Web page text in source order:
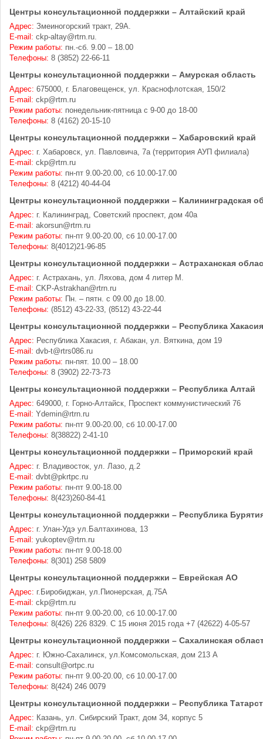
Центры консультационной поддержки – Алтайский край
Адрес: Змеиногорский тракт, 29А.
E-mail: ckp-altay@rtrn.ru.
Режим работы: пн.-сб. 9.00 – 18.00
Телефоны: 8 (3852) 22-66-11
Центры консультационной поддержки – Амурская область
Адрес: 675000, г. Благовещенск, ул. Краснофлотская, 150/2
E-mail: ckp@rtrn.ru
Режим работы: понедельник-пятница с 9-00 до 18-00
Телефоны: 8 (4162) 20-15-10
Центры консультационной поддержки – Хабаровский край
Адрес: г. Хабаровск, ул. Павловича, 7а (территория АУП филиала)
E-mail: ckp@rtrn.ru
Режим работы: пн-пт 9.00-20.00, сб 10.00-17.00
Телефоны: 8 (4212) 40-44-04
Центры консультационной поддержки – Калининградская
Адрес: г. Калининград, Советский проспект, дом 40а
E-mail: akorsun@rtrn.ru
Режим работы: пн-пт 9.00-20.00, сб 10.00-17.00
Телефоны: 8(4012)21-96-85
Центры консультационной поддержки – Астраханская
Адрес: г. Астрахань, ул. Ляхова, дом 4 литер М.
E-mail: CKP-Astrakhan@rtrn.ru
Режим работы: Пн. – пятн. с 09.00 до 18.00.
Телефоны: (8512) 43-22-33, (8512) 43-22-44
Центры консультационной поддержки – Республика Хакасия
Адрес: Республика Хакасия, г. Абакан, ул. Вяткина, дом 19
E-mail: dvb-t@rtrs086.ru
Режим работы: пн-пят. 10.00 – 18.00
Телефоны: 8 (3902) 22-73-73
Центры консультационной поддержки – Республика Алтай
Адрес: 649000, г. Горно-Алтайск, Проспект коммунистический 76
E-mail: Ydemin@rtrn.ru
Режим работы: пн-пт 9.00-20.00, сб 10.00-17.00
Телефоны: 8(38822) 2-41-10
Центры консультационной поддержки – Приморский край
Адрес: г. Владивосток, ул. Лазо, д.2
E-mail: dvbt@pkrtpc.ru
Режим работы: пн-пт 9.00-18.00
Телефоны: 8(423)260-84-41
Центры консультационной поддержки – Республика
Адрес: г. Улан-Удэ ул.Балтахинова, 13
E-mail: yukoptev@rtrn.ru
Режим работы: пн-пт 9.00-18.00
Телефоны: 8(301) 258 5809
Центры консультационной поддержки – Еврейская АО
Адрес: г.Биробиджан, ул.Пионерская, д.75А
E-mail: ckp@rtrn.ru
Режим работы: пн-пт 9.00-20.00, сб 10.00-17.00
Телефоны: 8(426) 226 8329. С 15 июня 2015 года +7 (42622) 4-05-57
Центры консультационной поддержки – Сахалинская
Адрес: г. Южно-Сахалинск, ул.Комсомольская, дом 213 А
E-mail: consult@ortpc.ru
Режим работы: пн-пт 9.00-20.00, сб 10.00-17.00
Телефоны: 8(424) 246 0079
Центры консультационной поддержки – Республика
Адрес: Казань, ул. Сибирский Тракт, дом 34, корпус 5
E-mail: ckp@rtrn.ru